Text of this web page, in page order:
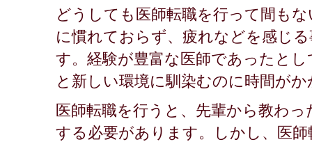
どうしても医師転職を行って間も
に慣れておらず、疲れなどを感じ
す。経験が豊富な医師であったと
と新しい環境に馴染むのに時間が
医師転職を行うと、先輩から教わ
する必要があります。しかし、医